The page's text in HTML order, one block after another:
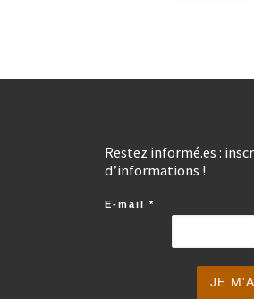
Restez informé.es :
d’informations !
E-mail *